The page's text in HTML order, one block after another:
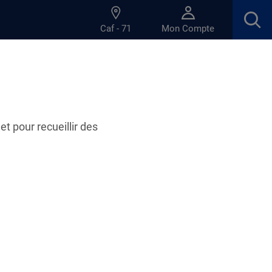
pour recueillir des
Caf - 71 Mon Compte
vient de